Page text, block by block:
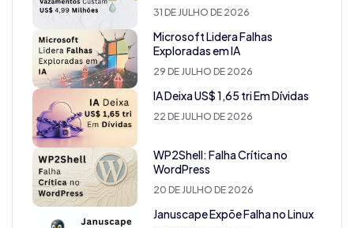
31 DE JULHO DE 2026
Microsoft Lidera Falhas
Exploradas em IA
29 DE JULHO DE 2026
IA Deixa US$ 1,65 tri Em Dívidas
22 DE JULHO DE 2026
WP2Shell: Falha Crítica no
WordPress
20 DE JULHO DE 2026
Januscape Expõe Falha no Linux